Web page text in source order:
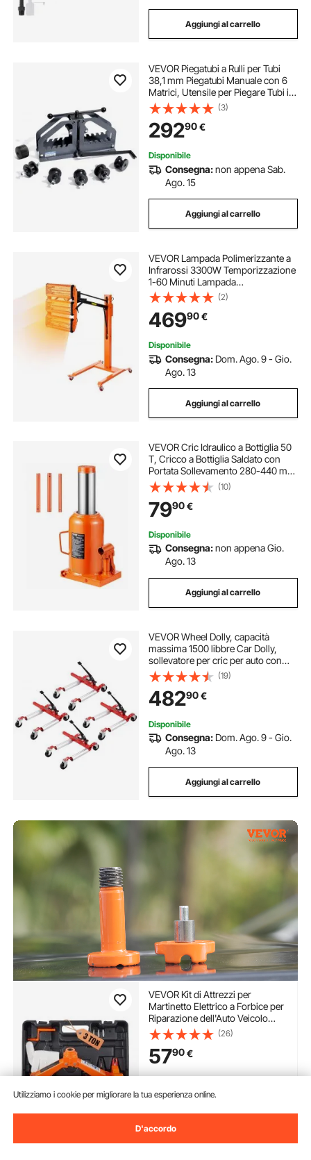
Aggiungi al carrello
VEVOR Piegatubi a Rulli per Tubi
38,1 mm Piegatubi Manuale con 6
Matrici, Utensile per Piegare Tubi in
Rame e Alluminio 360° per Tubi
Quadrati, Rotondi, per Riparazioni
Auto di Aria Condizionata HVAC
(3)
29290€
Disponibile
Consegna:non appena Sab.
Ago. 15
Aggiungi al carrello
VEVOR Lampada Polimerizzante a
Infrarossi 3300W Temporizzazione
1-60 Minuti Lampada
Polimerizzante per Auto con
Riscaldamento Automatico con
Staffa, per Area di Cottura 0,8 ㎡
per Riparazione in Loco
(2)
46990€
Disponibile
Consegna: Dom. Ago. 9 - Gio.
Ago. 13
Aggiungi al carrello
VEVOR Cric Idraulico a Bottiglia 50
T, Cricco a Bottiglia Saldato con
Portata Sollevamento 280-440 mm
e Maniglia Lunga a 3 Sezioni, Cric
per Pick-Up, Camper, Riparazioni
Auto, Ingegneria Industriale
(10)
7990€
Disponibile
Consegna:non appena Gio.
Ago. 13
Aggiungi al carrello
VEVOR Wheel Dolly, capacità
massima 1500 libbre Car Dolly,
sollevatore per cric per auto con
ruote girevoli a 360°, cric a
cricchetto per posizionamento di
veicoli pesanti, per riparazione
auto, spostamento, set da 4
(19)
48290€
Disponibile
Consegna: Dom. Ago. 9 - Gio.
Ago. 13
Aggiungi al carrello
VEVOR Kit di Attrezzi per
Martinetto Elettrico a Forbice per
Riparazione dell'Auto Veicolo
Carico Massimo 3 Tonnellate CC
12V 15A, Cassetta di Attrezzi per
Martinetto Elettric Forbice
Controllo Remoto
(26)
5790€
Consegna:non appena Mer.
Ago. 12
Aggiungi al carrello
Utilizziamo i cookie per migliorare la tua esperienza online.
D'accordo